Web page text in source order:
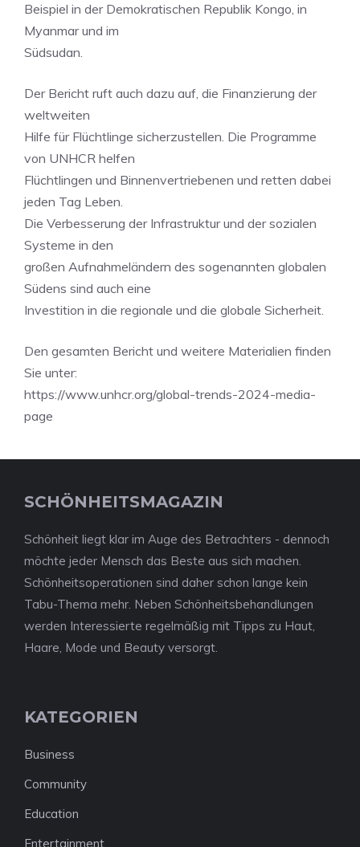
Beispiel in der Demokratischen Republik Kongo, in
Myanmar und im
Südsudan.
Der Bericht ruft auch dazu auf, die Finanzierung der
weltweiten
Hilfe für Flüchtlinge sicherzustellen. Die Programme
von UNHCR helfen
Flüchtlingen und Binnenvertriebenen und retten dabei
jeden Tag Leben.
Die Verbesserung der Infrastruktur und der sozialen
Systeme in den
großen Aufnahmeländern des sogenannten globalen
Südens sind auch eine
Investition in die regionale und die globale Sicherheit.
Den gesamten Bericht und weitere Materialien finden
Sie unter:
https://www.unhcr.org/global-trends-2024-media-
page
SCHÖNHEITSMAGAZIN
Schönheit liegt klar im Auge des Betrachters - dennoch
möchte jeder Mensch das Beste aus sich machen.
Schönheitsoperationen sind daher schon lange kein
Tabu-Thema mehr. Neben Schönheitsbehandlungen
werden Interessierte regelmäßig mit Tipps zu Haut,
Haare, Mode und Beauty versorgt.
KATEGORIEN
Business
Community
Education
Entertainment